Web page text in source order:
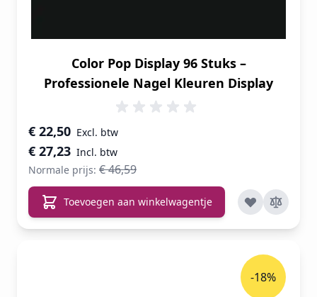
Color Pop Display 96 Stuks –
Professionele Nagel Kleuren Display
Speciale prijs
€ 27,23
€ 22,50
Normale prijs: € 46,59
Toevoegen aan winkelwagentje
-18%